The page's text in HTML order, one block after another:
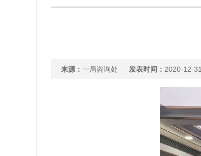
来源： 一局咨询处 发表时间： 2020-12-31